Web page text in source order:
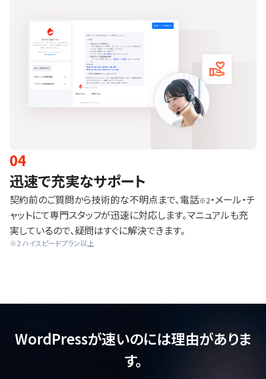
04
迅速で充実なサポート
契約前のご質問から技術的な不明点まで、電話※2・メール・チ
ャットにて専門スタッフが迅速に対応します。マニュアルも充
実しているので、疑問はすぐに解決できます。
※2 ハイスピードプラン以上
WordPressが速いのには理由がありま
す。